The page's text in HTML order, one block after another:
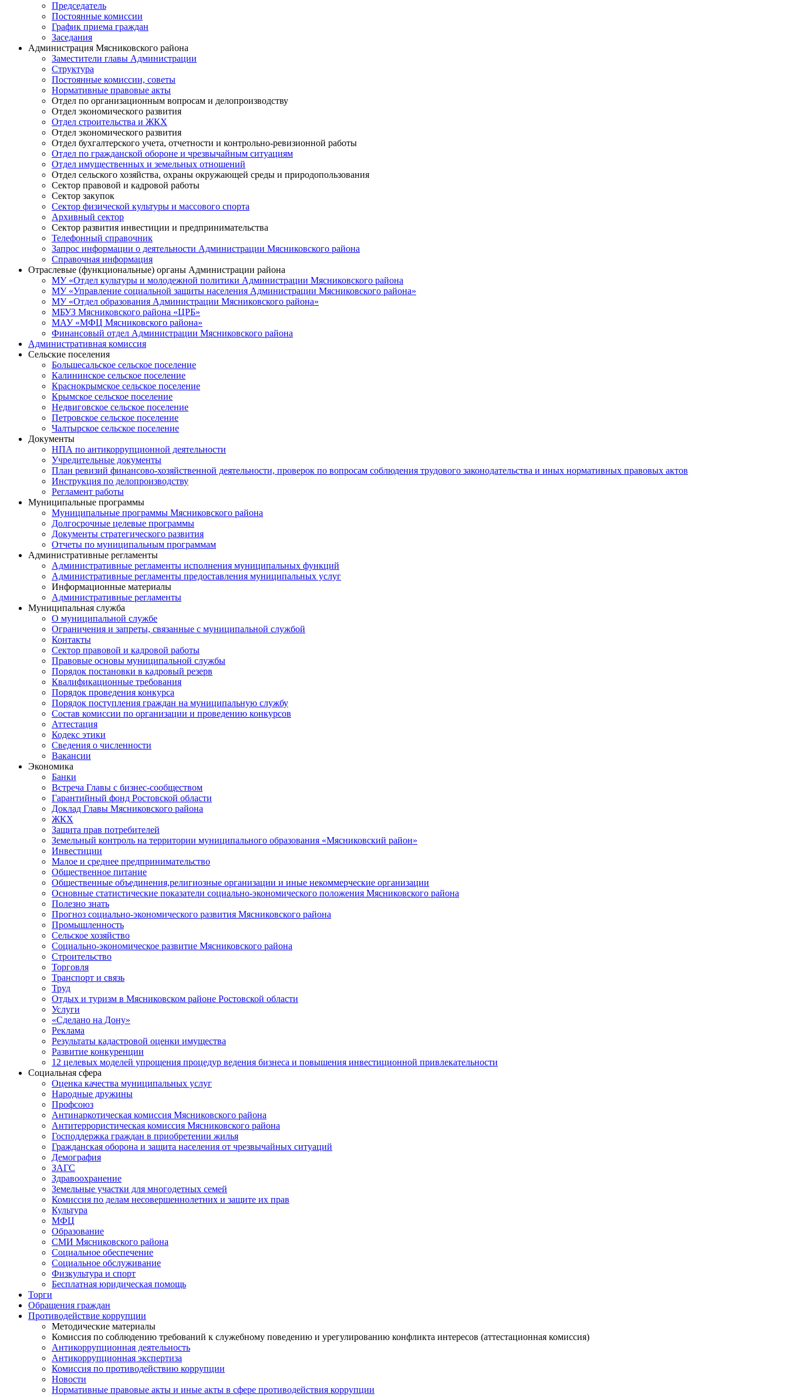
Председатель
Постоянные комиссии
График приема граждан
Заседания
Администрация Мясниковского района
Заместители главы Администрации
Структура
Постоянные комиссии, советы
Нормативные правовые акты
Отдел по организационным вопросам и делопроизводству
Отдел экономического развития
Отдел строительства и ЖКХ
Отдел экономического развития
Отдел бухгалтерского учета, отчетности и контрольно-ревизионной работы
Отдел по гражданской обороне и чрезвычайным ситуациям
Отдел имущественных и земельных отношений
Отдел сельского хозяйства, охраны окружающей среды и природопользования
Сектор правовой и кадровой работы
Сектор закупок
Сектор физической культуры и массового спорта
Архивный сектор
Сектор развития инвестиции и предпринимательства
Телефонный справочник
Запрос информации о деятельности Администрации Мясниковского района
Справочная информация
Отраслевые (функциональные) органы Администрации района
МУ «Отдел культуры и молодежной политики Администрации Мясниковского района
МУ «Управление социальной защиты населения Администрации Мясниковского района»
МУ «Отдел образования Администрации Мясниковского района»
МБУЗ Мясниковского района «ЦРБ»
МАУ «МФЦ Мясниковского района»
Финансовый отдел Администрации Мясниковского района
Административная комиссия
Сельские поселения
Большесальское сельское поселение
Калининское сельское поселение
Краснокрымское сельское поселение
Крымское сельское поселение
Недвиговское сельское поселение
Петровское сельское поселение
Чалтырское сельское поселение
Документы
НПА по антикоррупционной деятельности
Учредительные документы
План ревизий финансово-хозяйственной деятельности, проверок по вопросам соблюдения трудового законодательства и иных нормативных правовых актов
Инструкция по делопроизводству
Регламент работы
Муниципальные программы
Муниципальные программы Мясниковского района
Долгосрочные целевые программы
Документы стратегического развития
Отчеты по муниципальным программам
Административные регламенты
Административные регламенты исполнения муниципальных функций
Административные регламенты предоставления муниципальных услуг
Информационные материалы
Административные регламенты
Муниципальная служба
О муниципальной службе
Ограничения и запреты, связанные с муниципальной службой
Контакты
Сектор правовой и кадровой работы
Правовые основы муниципальной службы
Порядок постановки в кадровый резерв
Квалификационные требования
Порядок проведения конкурса
Порядок поступления граждан на муниципальную службу
Состав комиссии по организации и проведению конкурсов
Аттестация
Кодекс этики
Сведения о численности
Вакансии
Экономика
Банки
Встреча Главы с бизнес-сообществом
Гарантийный фонд Ростовской области
Доклад Главы Мясниковского района
ЖКХ
Защита прав потребителей
Земельный контроль на территории муниципального образования «Мясниковский район»
Инвестиции
Малое и среднее предпринимательство
Общественное питание
Общественные объединения,религиозные организации и иные некоммерческие организации
Основные статистические показатели социально-экономического положения Мясниковского района
Полезно знать
Прогноз социально-экономического развития Мясниковского района
Промышленность
Сельское хозяйство
Социально-экономическое развитие Мясниковского района
Строительство
Торговля
Транспорт и связь
Труд
Отдых и туризм в Мясниковском районе Ростовской области
Услуги
«Сделано на Дону»
Реклама
Результаты кадастровой оценки имущества
Развитие конкуренции
12 целевых моделей упрощения процедур ведения бизнеса и повышения инвестиционной привлекательности
Социальная сфера
Оценка качества муниципальных услуг
Народные дружины
Профсоюз
Антинаркотическая комиссия Мясниковского района
Антитеррористическая комиссия Мясниковского района
Господдержка граждан в приобретении жилья
Гражданская оборона и защита населения от чрезвычайных ситуаций
Демография
ЗАГС
Здравоохранение
Земельные участки для многодетных семей
Комиссия по делам несовершеннолетних и защите их прав
Культура
МФЦ
Образование
СМИ Мясниковского района
Социальное обеспечение
Социальное обслуживание
Физкультура и спорт
Бесплатная юридическая помощь
Торги
Обращения граждан
Противодействие коррупции
Методические материалы
Комиссия по соблюдению требований к служебному поведению и урегулированию конфликта интересов (аттестационная комиссия)
Антикоррупционная деятельность
Антикоррупционная экспертиза
Комиссия по противодействию коррупции
Новости
Нормативные правовые акты и иные акты в сфере противодействия коррупции